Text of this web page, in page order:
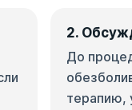
2.
До
терапию,